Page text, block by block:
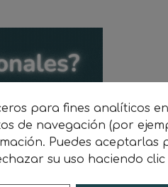
desde la economía
de cada socio;vehículo
para fines analíticos
de navegación (por
Puedes aceptarlas
su uso haciendo clic